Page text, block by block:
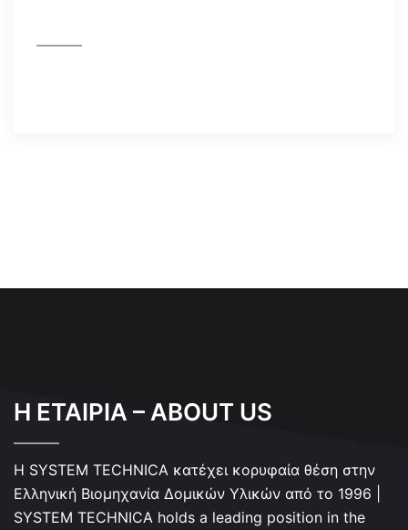
Η ΕΤΑΙΡΙΑ – ABOUT US
Η SYSTEM TECHNICA κατέχει κορυφαία θέση στην
Ελληνική Βιομηχανία Δομικών Υλικών από το 1996 |
SYSTEM TECHNICA holds a leading position in the